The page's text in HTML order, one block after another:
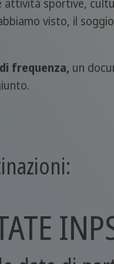
attività sportive,
visto, il
frequenza, un